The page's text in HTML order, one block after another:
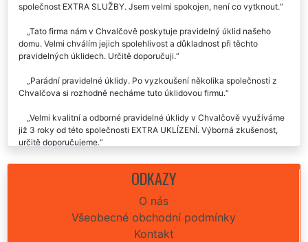
společnost EXTRA SLUŽBY. Jsem velmi spokojen, není co vytknout.
Tato firma nám v Chvalčově poskytuje pravidelný úklid našeho
domu. Velmi chválím jejich spolehlivost a důkladnost při těchto
pravidelných úklidech. Určitě doporučuji.
Parádní pravidelné úklidy. Po vyzkoušení několika společností z
Chvalčova si rozhodně necháme tuto úklidovou firmu.
Velmi kvalitní a odborné pravidelné úklidy v Chvalčově využíváme
již 3 roky od této společnosti EXTRA UKLÍZENÍ. Výborná zkušenost,
určitě doporučujeme.
Od firmy Extra uklízení využívám pravidelné úklidy v naší ordinaci v
Chvalčově. Velmi spolehlivá parta skutečných odbornic na úklidy.
využívat těchto služeb, které jsou skutečně na úrovni.
ODKAZY
O nás
Všeobecné obchodní podmínky
Kontakt